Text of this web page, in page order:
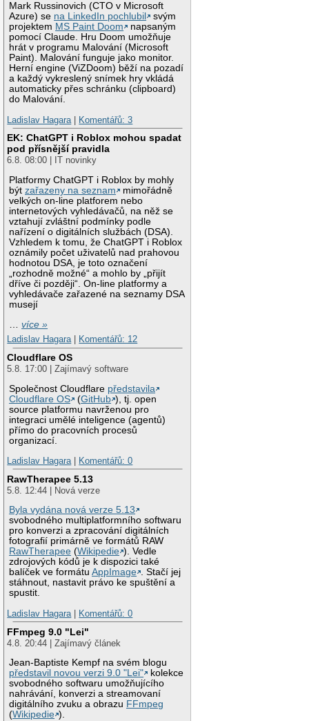
Mark Russinovich (CTO v Microsoft
Azure) se na LinkedIn pochlubil
svým
projektem MS Paint Doom
napsaným
pomocí Claude. Hru Doom umožňuje
hrát v programu Malování (Microsoft
Paint). Malování funguje jako monitor.
Herní engine (ViZDoom) běží na pozadí
a každý vykreslený snímek hry vkládá
automaticky přes schránku (clipboard)
do Malování.
Ladislav Hagara
Komentářů: 3
EK: ChatGPT i Roblox mohou spadat
pod přísnější pravidla
6.8. 08:00 | IT novinky
Platformy ChatGPT i Roblox by mohly
býtzařazeny na seznam
mimořádně
velkých on-line platforem nebo
internetových vyhledávačů, na něž se
vztahují zvláštní podmínky podle
nařízení o digitálních službách (DSA).
Vzhledem k tomu, že ChatGPT i Roblox
oznámily počet uživatelů nad prahovou
hodnotou DSA, je toto označení
„rozhodně možné“ a mohlo by „přijít
dříve či později“. On-line platformy a
vyhledávače zařazené na seznamy DSA
musejí
…více »
Ladislav Hagara| Komentářů: 12
Cloudflare OS
5.8. 17:00 | Zajímavý software
Společnost Cloudflare představila
Cloudflare OS
(GitHub ), tj. open
source platformu navrženou pro
integraci umělé inteligence (agentů)
přímo do pracovních procesů
organizací.
Ladislav Hagara| Komentářů: 0
RawTherapee 5.13
5.8. 12:44 | Nová verze
Byla vydána nová verze 5.13
svobodného multiplatformního softwaru
pro konverzi a zpracování digitálních
fotografií primárně ve formátů RAW
RawTherapee (Wikipedie ). Vedle
zdrojových kódů je k dispozici také
balíček ve formátuAppImage . Stačí jej
stáhnout, nastavit právo ke spuštění a
spustit.
Ladislav Hagara| Komentářů: 0
FFmpeg 9.0 "Lei"
4.8. 20:44 | Zajímavý článek
Jean-Baptiste Kempf na svém blogu
představil novou verzi 9.0 "Lei"
kolekce
svobodného softwaru umožňujícího
nahrávání, konverzi a streamovaní
digitálního zvuku a obrazu FFmpeg
(Wikipedie ).